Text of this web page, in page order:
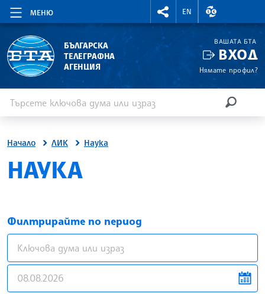
МЕНЮ
RIGHTMENU.SOCIAL
EN
ВАЛУТНИ
БЪЛГАРСКА
ТЕЛЕГРАФНА
АГЕНЦИЯ
ВАШАТА БТА
ВХОД
Нямате профил?
Начало ЛИК Наука
НАУКА
Филтрирайте по период
news.filter.from